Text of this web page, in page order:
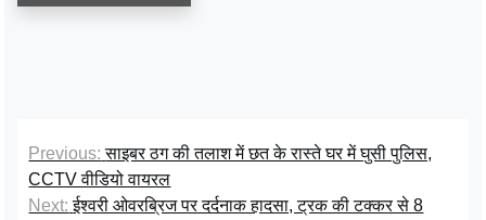
Previous: साइबर ठग की तलाश में छत के रास्ते घर में घुसी पुलिस,
CCTV वीडियो वायरल
Next: ईश्वरी ओवरब्रिज पर दर्दनाक हादसा, ट्रक की टक्कर से 8